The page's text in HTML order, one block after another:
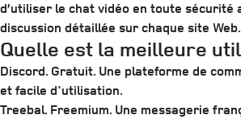
d’utiliser le chat vidéo en toute sécurité
discussion détaillée sur chaque site Web.
Quelle est la meilleure
Discord. Gratuit. Une plateforme de
et facile d'utilisation.
Treebal. Freemium. Une messagerie